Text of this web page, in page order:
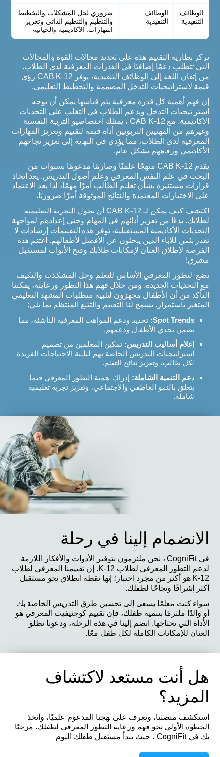
تركز بطارية التقييم هذه على تحديد مجالات القوة والمجالات
التي تتطلب دعمًا إضافيًا في القدرات المعرفية لدى الطلاب.
من إتقان اللغة إلى الوظائف التنفيذية، يوفر CAB K-12 رؤى
قيمة لاستراتيجيات التدخل المصممة والتخطيط التعليمي.
إن فهم أهمية كل قدرة معرفية يتم قياسها يمكن أن يوجه
استراتيجيات التدخل ويدعم الطلاب في التغلب على التحديات
الأكاديمية. مع CAB K-12 ، يمتلك اختصاصيو التربية النفسية
وغيرهم من المهنيين التربويين أداة قيمة لتقييم وتعزيز المهارات
المعرفية لدى الطلاب، مما يؤدي في النهاية إلى تعزيز نجاحهم
الأكاديمي ورفاههم بشكل عام.
يقدم CAB K-12 منهجًا علميًا وصارمًا مدعومًا بسنوات من
البحث في علم النفس المعرفي وعلم أصول التدريس. يعد اتخاذ
قرارات مستنيرة بشأن تعليم الطالب أمرًا مهمًا، لذا يعد الاعتماد
على الاختبارات المعتمدة والنتائج الموثوقة أمرًا ضروريًا.
اكتشف كيف يمكن لـ CAB K-12 أن يحول التجربة التعليمية
لطلابك. بدءًا من تعزيز أدائهم في المهام وحتى إعدادهم لمواجهة
التحديات الأكاديمية المستقبلية، توفر هذه التقييمات إرشادات لا
تقدر بثمن للآباء الذين يبحثون عن الأفضل لأطفالهم. اغتنم هذه
الفرصة لإطلاق العنان لإمكانات طلابك وفتح الأبواب لمستقبل
مشرق!
يضع التطور المعرفي الأساس للتعلم وحل المشكلات والتكيف
مع التحديات الجديدة. ومن خلال فهم هذا التطور ورعايته، يمكننا
التأكد من أن الأطفال مجهزون لتلبية متطلبات المشهد التعليمي
المتغير باستمرار. يسمح لنا التقييم والتتبع المنتظم بما يلي:
Spot Trends: تحديد ودعم المواهب المعرفية الناشئة، مما
يضمن تحدي الأطفال ودعمهم.
إعلام أساليب التدريس: تمكين المعلمين من تصميم
استراتيجيات التدريس الخاصة بهم لتلبية الاحتياجات الفريدة
لكل طالب، وتعزيز نتائج التعلم.
دعم التنمية الشاملة: إدراك أهمية التطور المعرفي فيما
يتعلق بالنمو العاطفي والاجتماعي، وتعزيز تجربة تعليمية
شاملة.
الوظائف
التنفيذية
الوظائف
التنفيذية
ضروري لحل المشكلات والتخطيط
والتنظيم والتنظيم الذاتي وتعزيز
المهارات. الأكاديمية والحياتية
الانضمام إلينا في رحلة
في CogniFit ، نحن ملتزمون بتوفير الأدوات والأفكار اللازمة
لدعم التطور المعرفي لطلاب K-12. إن تقييمنا المعرفي لطلاب
K-12 هو أكثر من مجرد اختبار؛ إنها نقطة انطلاق نحو مستقبل
أكثر إشراقًا ونجاحًا لطفلك.
سواء كنت معلمًا يسعى إلى تحسين طرق التدريس الخاصة بك
أو والدًا ملتزمًا بتنمية طفلك، فإن تقييم كوجنيفيت المعرفي هو
الأداة التي تحتاجها. انضم إلينا في هذه الرحلة، ودعونا نطلق
العنان للإمكانات الكاملة لكل طفل معًا.
هل أنت مستعد لاكتشاف
المزيد؟
استكشف منصتنا، وتعرف على نهجنا المدعوم علميًا، واتخذ
الخطوة الأولى نحو فهم ورعاية التطور المعرفي لطفلك. مرحبًا
بك في CogniFit ، حيث يبدأ مستقبل طفلك اليوم.